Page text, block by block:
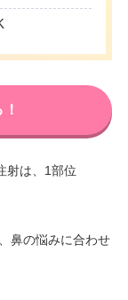
射は、1部位
鼻の悩みに合わせ